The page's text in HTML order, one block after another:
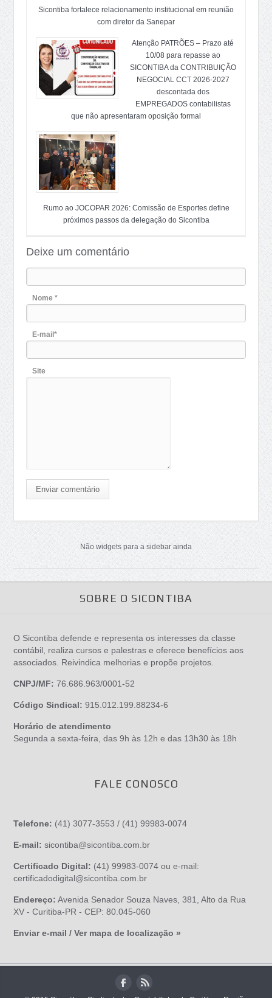
Sicontiba fortalece relacionamento institucional em reunião
com diretor da Sanepar
Atenção PATRÕES – Prazo até
10/08 para repasse ao
SICONTIBA da CONTRIBUIÇÃO
NEGOCIAL CCT 2026-2027
descontada dos
EMPREGADOS contabilistas
que não apresentaram oposição formal
Rumo ao JOCOPAR 2026: Comissão de Esportes define
próximos passos da delegação do Sicontiba
Deixe um comentário
Nome *
E-mail*
Site
Enviar comentário
Não widgets para a sidebar ainda
SOBRE O SICONTIBA
O Sicontiba defende e representa os interesses da classe
contábil, realiza cursos e palestras e oferece benefícios aos
associados. Reivindica melhorias e propõe projetos.
CNPJ/MF: 76.686.963/0001-52
Código Sindical: 915.012.199.88234-6
Horário de atendimento
Segunda a sexta-feira, das 9h às 12h e das 13h30 às 18h
FALE CONOSCO
Telefone: (41) 3077-3553 / (41) 99983-0074
E-mail:sicontiba@sicontiba.com.br
Certificado Digital: (41) 99983-0074 ou e-mail:
certificadodigital@sicontiba.com.br
Endereço: Avenida Senador Souza Naves, 381, Alto da Rua
XV - Curitiba-PR - CEP: 80.045-060
Enviar e-mail / Ver mapa de localização »